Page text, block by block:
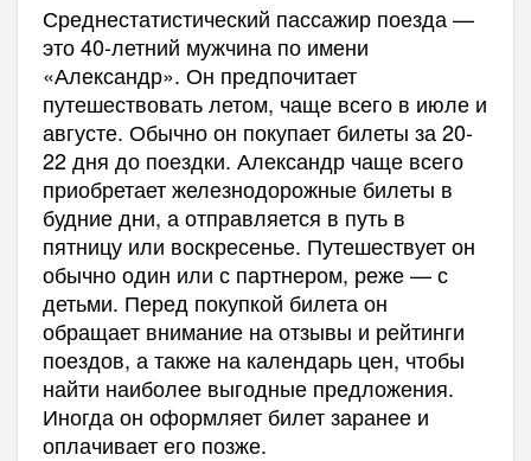
Среднестатистический пассажир поезда —
это 40-летний мужчина по имени
«Александр». Он предпочитает
путешествовать летом, чаще всего в июле и
августе. Обычно он покупает билеты за 20-
22 дня до поездки. Александр чаще всего
приобретает железнодорожные билеты в
будние дни, а отправляется в путь в
пятницу или воскресенье. Путешествует он
обычно один или с партнером, реже — с
детьми. Перед покупкой билета он
обращает внимание на отзывы и рейтинги
поездов, а также на календарь цен, чтобы
найти наиболее выгодные предложения.
Иногда он оформляет билет заранее и
оплачивает его позже.